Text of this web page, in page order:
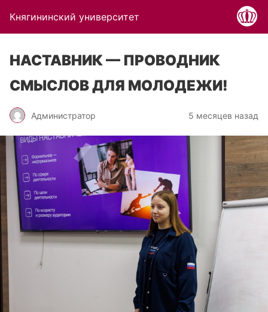
Княгининский университет
НАСТАВНИК — ПРОВОДНИК
СМЫСЛОВ ДЛЯ МОЛОДЕЖИ!
Администратор 5 месяцев назад